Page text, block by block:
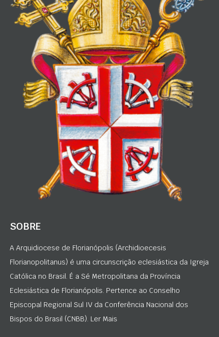
SOBRE
A Arquidiocese de Florianópolis (Archidioecesis
Florianopolitanus) é uma circunscrição eclesiástica da Igreja
Católica no Brasil. É a Sé Metropolitana da Província
Eclesiástica de Florianópolis. Pertence ao Conselho
Episcopal Regional Sul IV da Conferência Nacional dos
Bispos do Brasil (CNBB). Ler Mais